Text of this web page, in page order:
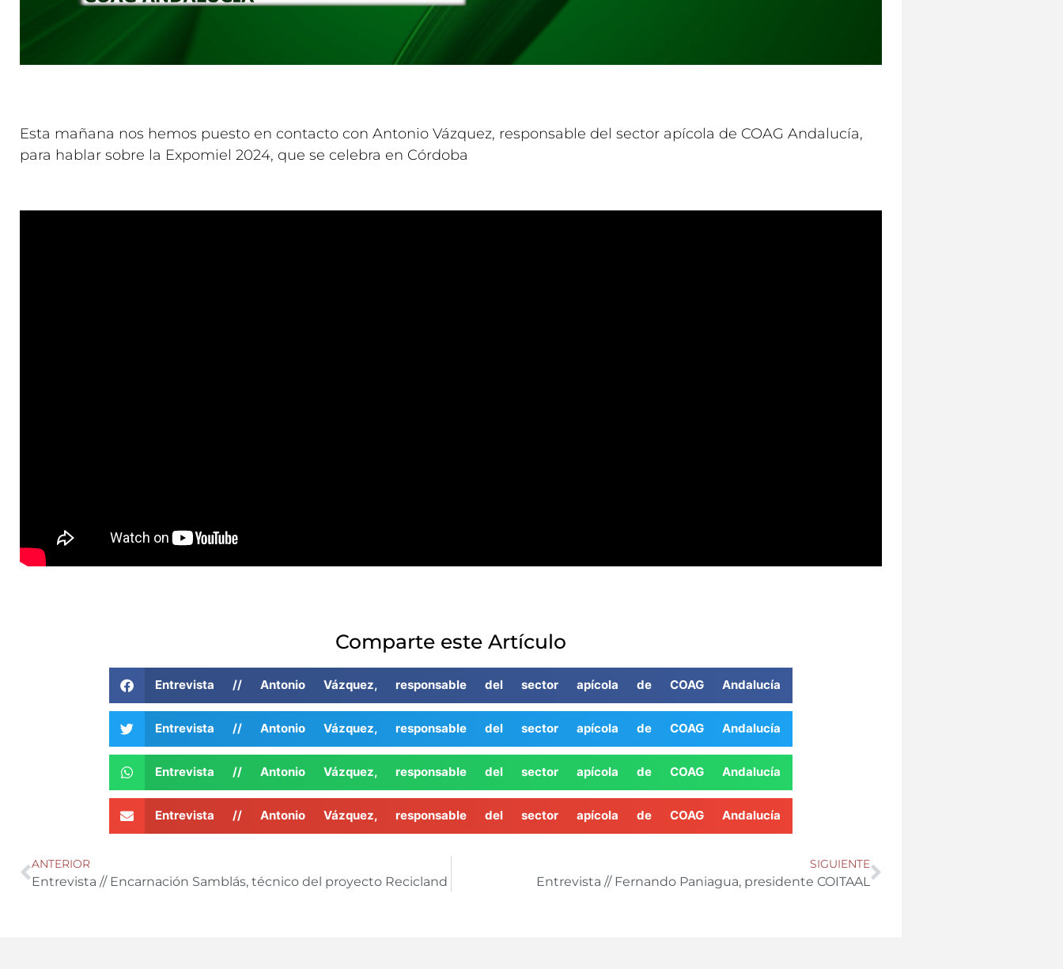
Esta mañana nos hemos puesto en contacto con Antonio Vázquez, responsable del sector apícola de COAG Andalucía,
para hablar sobre la Expomiel 2024, que se celebra en Córdoba
Comparte este Artículo
Entrevista // Antonio Vázquez, responsable del sector apícola de COAG Andalucía
Entrevista // Antonio Vázquez, responsable del sector apícola de COAG Andalucía
Entrevista // Antonio Vázquez, responsable del sector apícola de COAG Andalucía
Entrevista // Antonio Vázquez, responsable del sector apícola de COAG Andalucía
ANTERIOR
Entrevista // Encarnación Samblás, técnico del proyecto Recicland
SIGUIENTE
Entrevista // Fernando Paniagua, presidente COITAAL